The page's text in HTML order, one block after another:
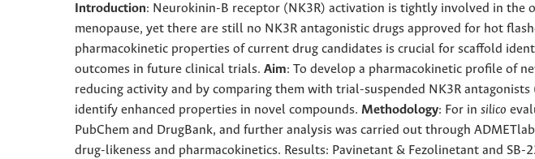
Introduction: Neurokinin-B receptor (NK3R) activation is tightly involved in the
menopause, yet there are still no NK3R antagonistic drugs approved for hot
pharmacokinetic properties of current drug candidates is crucial for scaffold
outcomes in future clinical trials. Aim: To develop a pharmacokinetic profile of
reducing activity and by comparing them with trial-suspended NK3R
identify enhanced properties in novel compounds. Methodology: For in silico
PubChem and DrugBank, and further analysis was carried out through
drug-likeness and pharmacokinetics. Results: Pavinetant & Fezolinetant and